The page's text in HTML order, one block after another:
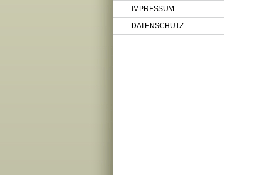
IMPRESSUM
DATENSCHUTZ